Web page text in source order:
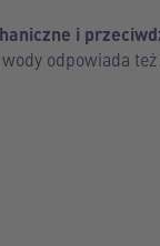
i
odpowiada